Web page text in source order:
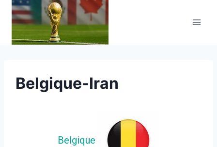
Aller
Belgique-Iran
Belgique